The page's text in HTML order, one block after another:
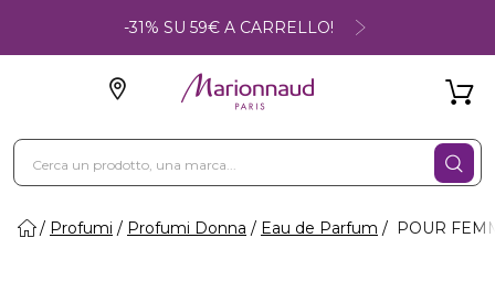
-31% SU 59€ A CARRELLO!
Profumi Profumi Donna Eau de Parfum POUR